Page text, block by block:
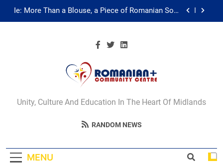
Skip
Multicultural Festival
Ie: More Than a Blouse, a Piece of Romanian Soul
in the Diaspora
Multicultural Festival
Walsall for All Listening Campaign
Romanian+
Community Centre
Walsall
Unity, Culture And Education In The Heart Of Midlands
RANDOM NEWS
MENU